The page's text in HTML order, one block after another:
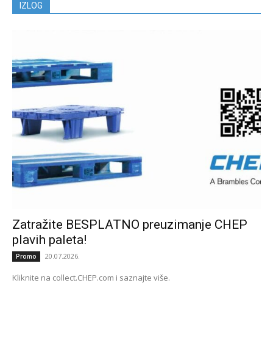
IZLOG
Zatražite BESPLATNO preuzimanje CHEP
plavih paleta!
Promo 20.07.2026.
Kliknite na collect.CHEP.com i saznajte više.